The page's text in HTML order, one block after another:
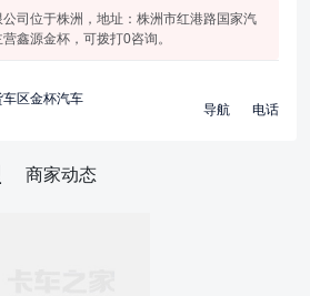
司位于株洲，地址：株洲市红港路国家汽
鑫源金杯，可拨打0咨询。
区金杯汽车
导航 电话
商家动态